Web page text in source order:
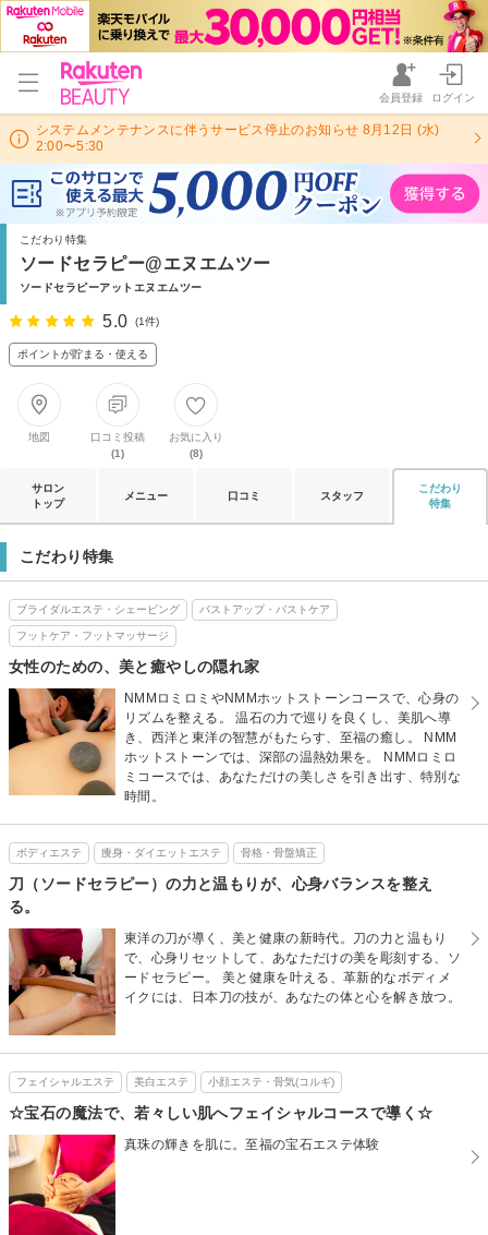
会員登録 ログイン
システムメンテナンスに伴うサービス停止のお知らせ 8月12日 (水)
2:00〜5:30
こだわり特集
ソードセラピー@エヌエムツー
ソードセラピーアットエヌエムツー
5.0 (1件)
ポイントが貯まる・使える
地図
口コミ投稿
(1)
お気に入り
(8)
サロン
トップ
メニュー 口コミ スタッフ
こだわり
特集
こだわり特集
ブライダルエステ・シェービング バストアップ・バストケア
フットケア・フットマッサージ
女性のための、美と癒やしの隠れ家
NMMロミロミやNMMホットストーンコースで、心身の
リズムを整える。 温石の力で巡りを良くし、美肌へ導
き、西洋と東洋の智慧がもたらす、至福の癒し。 NMM
ホットストーンでは、深部の温熱効果を。 NMMロミロ
ミコースでは、あなただけの美しさを引き出す、特別な
時間。
ボディエステ 痩身・ダイエットエステ 骨格・骨盤矯正
刀（ソードセラピー）の力と温もりが、心身バランスを整え
る。
東洋の刀が導く、美と健康の新時代。刀の力と温もり
で、心身リセットして、あなただけの美を彫刻する、ソ
ードセラピー。 美と健康を叶える、革新的なボディメ
イクには、日本刀の技が、あなたの体と心を解き放つ。
フェイシャルエステ 美白エステ 小顔エステ・骨気(コルギ)
☆宝石の魔法で、若々しい肌へフェイシャルコースで導く☆
真珠の輝きを肌に。至福の宝石エステ体験